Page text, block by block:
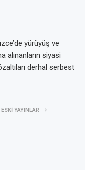
yürüyüş ve
alınanların siyasi
derhal serbest
YAYINLAR